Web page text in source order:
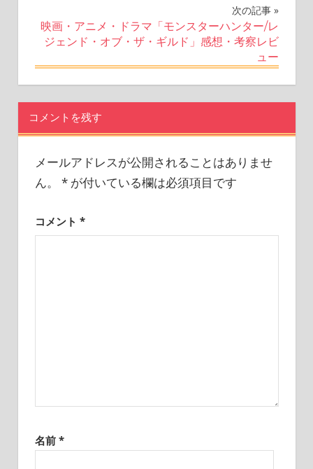
ビ
ゲ
シ
ン
次の記事
映画・アニメ・ドラマ「モンスターハンター/レ
ジェンド・オブ・ザ・ギルド」感想・考察レビ
ュー
コメントを残す
メールアドレスが公開されることはありませ
ん。
*が付いている欄は必須項目です
コメント *
名前 *